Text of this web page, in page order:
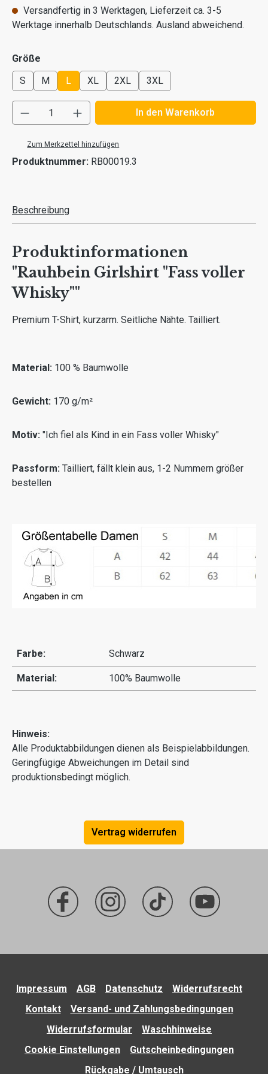
Hinweis:
Alle Produktabbildungen dienen als Beispielabbildungen.
Geringfügige Abweichungen im Detail sind
produktionsbedingt möglich.
Versandfertig in 3 Werktagen, Lieferzeit ca. 3-5
Werktage innerhalb Deutschlands. Ausland abweichend.
Größe
S
M L XL 2XL 3XL
Produkt Anzahl: Gib den gewünschten
In den Warenkorb
Zum Merkzettel hinzufügen
Produktnummer: RB00019.3
Beschreibung
Produktinformationen
"Rauhbein Girlshirt "Fass voller
Whisky""
Premium T-Shirt, kurzarm. Seitliche Nähte. Tailliert.
Material: 100 % Baumwolle
Gewicht: 170 g/m²
Motiv: "Ich fiel als Kind in ein Fass voller Whisky"
Passform: Tailliert, fällt klein aus, 1-2 Nummern größer
bestellen
Farbe: Schwarz
Material: 100% Baumwolle
Vertrag widerrufen
Impressum AGB Datenschutz
Widerrufsrecht
Kontakt
Versand- und Zahlungsbedingungen
Widerrufsformular
Waschhinweise
Cookie Einstellungen
Gutscheinbedingungen
Rückgabe / Umtausch